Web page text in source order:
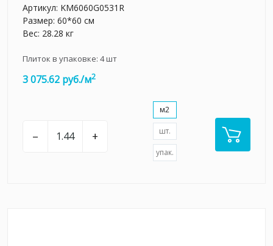
Артикул: KM6060G0531R
Размер: 60*60 см
Вес: 28.28 кг
Плиток в упаковке: 4шт
3 075.62 руб./м2
– +
м2
шт.
упак.